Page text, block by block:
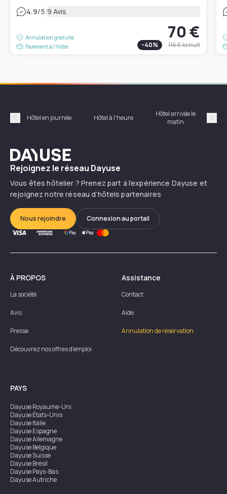
4.9/5|9 Avis
Annulation gratuite
Paiement à l'hôtel
70 €
-40% 116 €la nuit
Précédent
Hôtel en journée Hôtel à l'heure
Hôtel arrivée le
matin
Dayuse
Rejoignez le réseau Dayuse
Vous êtes hôtelier ? Prenez part à l’expérience Dayuse et
rejoignez notre réseau d’hôtels partenaires
Nous rejoindre Connexion au portail
À PROPOS
La société
Avis
Presse
Découvrez nos offres d'emploi
Assistance
Contact
Aide
Annulation de réservation
PAYS
DayuseRoyaume-Uni
DayuseÉtats-Unis
DayuseItalie
DayuseEspagne
DayuseAllemagne
DayuseBelgique
DayuseSuisse
DayuseBrésil
DayusePays-Bas
DayuseAutriche